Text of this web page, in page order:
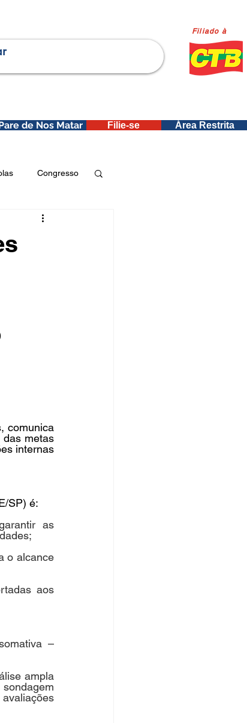
Filiado à
Filie-se
de Nos Matar Área Restrita
Congresso
SEDIN
comunica
metas
internas
SP) é:
as
o alcance
aos
–
ampla